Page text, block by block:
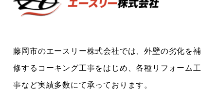
藤岡市のエースリー株式会社では、外壁の劣化を補
修するコーキング工事をはじめ、各種リフォーム工
事など実績多数にて承っております。